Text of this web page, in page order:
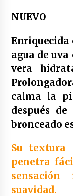
NUEVO
Enriquecida
agua de
vera
calma la
después
bronceado
Su textura
penetra
suavidad.